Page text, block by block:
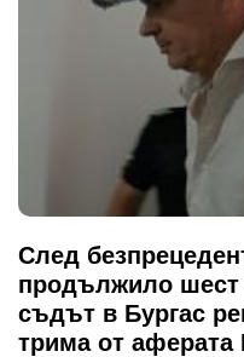
След
продължило шест
съдът в Бургас
трима от аферата